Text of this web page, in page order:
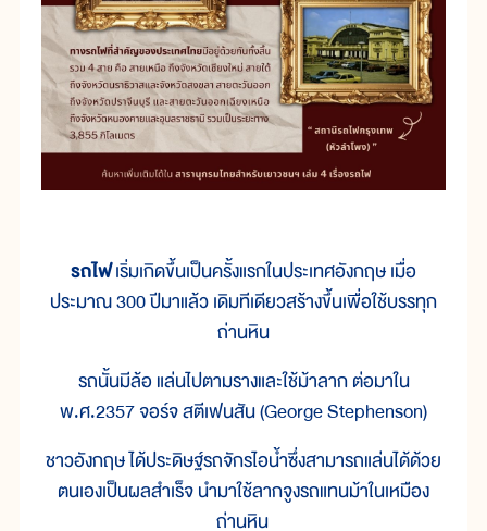
รถไฟเริ่มเกิดขึ้นเป็นครั้งแรกในประเทศอังกฤษ เมื่อ
ประมาณ 300 ปีมาแล้ว เดิมทีเดียวสร้างขึ้นเพื่อใช้บรรทุก
ถ่านหิน
รถนั้นมีล้อ แล่นไปตามรางและใช้ม้าลาก ต่อมาใน
พ.ศ.2357 จอร์จ สตีเฟนสัน (George Stephenson)
ชาวอังกฤษ ได้ประดิษฐ์รถจักรไอน้ำซึ่งสามารถแล่นได้ด้วย
ตนเองเป็นผลสำเร็จ นำมาใช้ลากจูงรถแทนม้าในเหมือง
ถ่านหิน